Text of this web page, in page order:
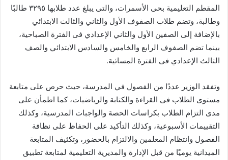
المقطم التعليمية بحى الأسمرات، والتى يبلغ عدد طلابها ٣٢٩٥ طالبًا
وطالبة، وتضم طلاب الصفوف الأول والثاني والثالث الابتدائي
بالإضافة إلى الصفين الأول والثاني الإعدادي فى الفترة الصباحية،
بينما تضم الصفوف الرابع والخامس والسادس الابتدائي والصف
الثالث الإعدادي فى الفترة المسائية.
وتفقد الوزير عددًا من الفصول في المدرسة، حيث حرص على متابعة
مستوى الطلاب فى القراءة والكتابة والرياضيات، كما اطمأن على
مدى التزام الطلاب بكراسات الحصة والواجبات المدرسية، وكذلك
التقييمات الأسبوعية، وكذلك التأكيد على الحفاظ على نظافة
الفصول وانتظام المعلمين والالتزام بالحضور، وتكثيف المتابعة
الميدانية يوميًا من قبل الإدارة والمديرية التعليمية لمتابعة تطبيق